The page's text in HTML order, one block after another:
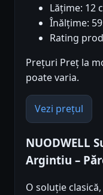
Lățime: 12
Înălțime:
Rating
Prețuri Preț la
poate varia.
Vezi prețul
NUODWELL
Argintiu –
O soluție